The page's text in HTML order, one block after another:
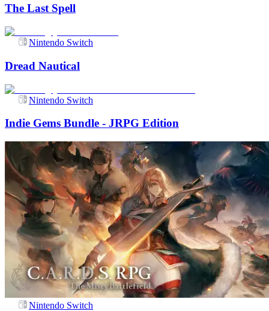
The Last Spell
Nintendo Switch
Dread Nautical
Nintendo Switch
Indie Gems Bundle - JRPG Edition
Nintendo Switch